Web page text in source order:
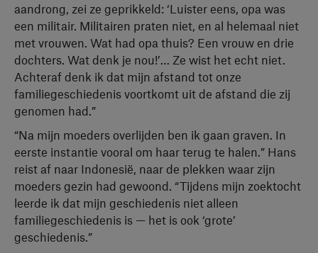
aandrong, zei ze geprikkeld: ‘Luister eens, opa was
een militair. Militairen praten niet, en al helemaal niet
met vrouwen. Wat had opa thuis? Een vrouw en drie
dochters. Wat denk je nou!’… Ze wist het echt niet.
Achteraf denk ik dat mijn afstand tot onze
familiegeschiedenis voortkomt uit de afstand die zij
genomen had.”
“Na mijn moeders overlijden ben ik gaan graven. In
eerste instantie vooral om haar terug te halen.” Hans
reist af naar Indonesië, naar de plekken waar zijn
moeders gezin had gewoond. “Tijdens mijn zoektocht
leerde ik dat mijn geschiedenis niet alleen
familiegeschiedenis is — het is ook ‘grote’
geschiedenis.”